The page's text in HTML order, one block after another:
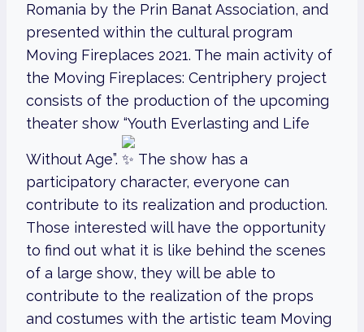
Romania by the Prin Banat Association, and
presented within the cultural program
Moving Fireplaces 2021. The main activity of
the Moving Fireplaces: Centriphery project
consists of the production of the upcoming
theater show “Youth Everlasting and Life
Without Age”.
The show has a
participatory character, everyone can
contribute to its realization and production.
Those interested will have the opportunity
to find out what it is like behind the scenes
of a large show, they will be able to
contribute to the realization of the props
and costumes with the artistic team Moving